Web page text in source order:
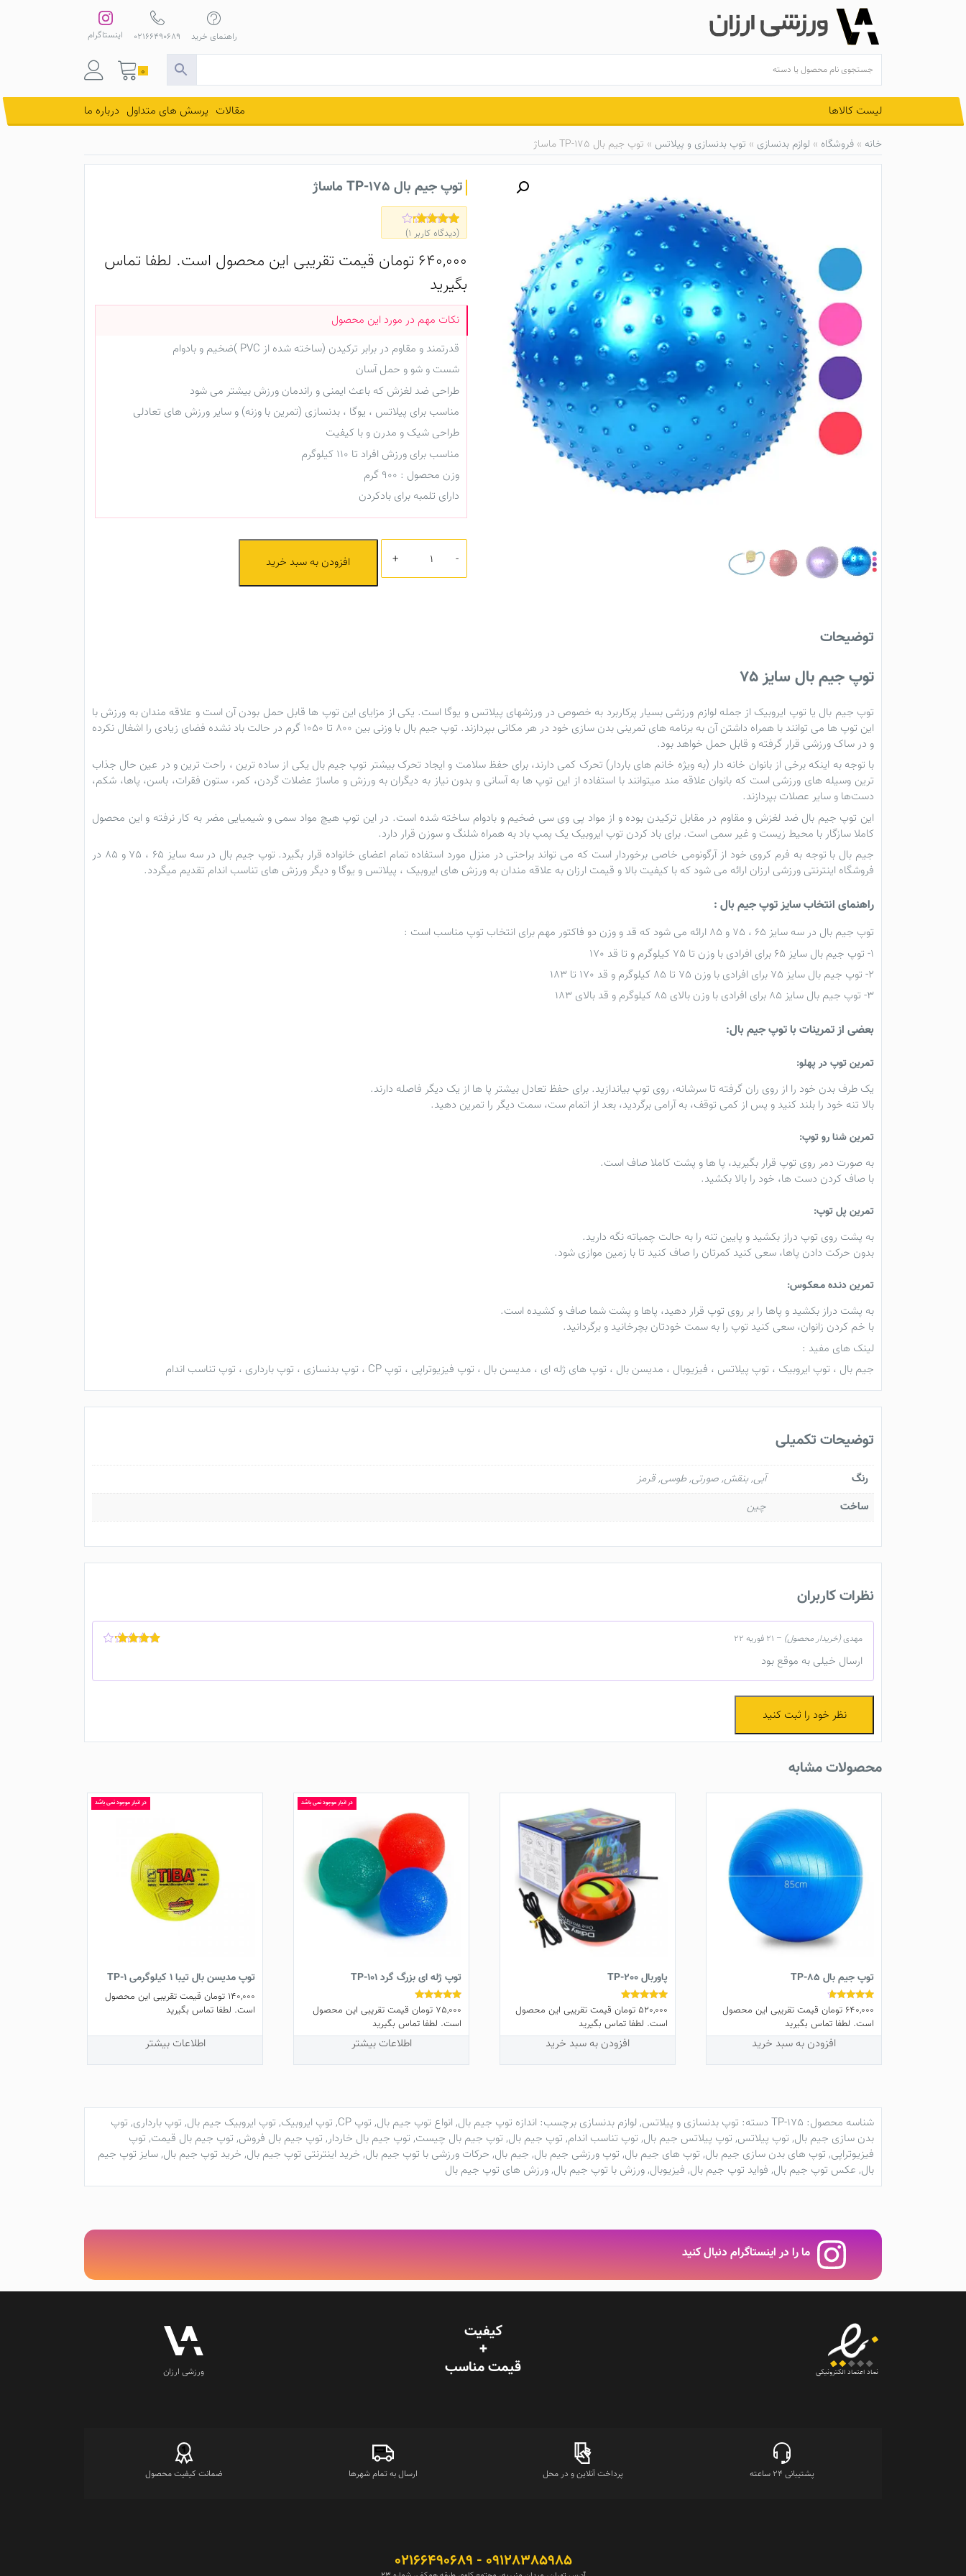
0
راهنمای خرید 02166490689 اینستاگرام
لیست کالاها مقالات پرسش های متداول درباره ما
خانه » فروشگاه » لوازم بدنسازی » توپ بدنسازی و پیلاتس » توپ جیم بال TP-175 ماساژ
توپ جیم بال TP-175 ماساژ
امتیاز
1
مشتری
(دیدگاه کاربر 1
)
640,000 تومان قیمت تقریبی این محصول است. لطفا تماس
بگیرید
قدرتمند و مقاوم در برابر ترکیدن (ساخته شده از PVC )ضخیم و بادوام
شست و شو و حمل آسان
طراحی ضد لغزش که باعث ایمنی و راندمان ورزش بیشتر می شود
مناسب برای پیلاتس ، یوگا ، بدنسازی (تمرین با وزنه) و سایر ورزش های تعادلی
طراحی شیک و مدرن و با کیفیت
مناسب برای ورزش افراد تا 110 کیلوگرم
وزن محصول : 900 گرم
دارای تلمبه برای بادکردن
افزودن به سبد خرید
توضیحات
توپ جیم بال سایز 75
توپ جیم بال یا توپ ایروبیک از جملهلوازم ورزشی بسیار پرکاربرد به خصوص در ورزشهای پیلاتس و یوگا است. یکی از مزایای این توپ ها قابل حمل بودن آن است و علاقه مندان به ورزش با
این توپ ها می توانند با همراه داشتن آن به برنامه های تمرینی بدن سازی خود در هر مکانی بپردازند. توپ جیم بال با وزنی بین 800 تا 1050 گرم در حالت باد نشده فضای زیادی را اشغال نکرده
و در ساک ورزشی قرار گرفته و قابل حمل خواهد بود.
با توجه به اینکه برخی از بانوان خانه دار (به ویژه خانم های باردار) تحرک کمی دارند، برای حفظ سلامت و ایجاد تحرک بیشتر توپ جیم بال یکی از ساده ترین ، راحت ترین و در عین حال جذاب
ترین وسیله های ورزشی است که بانوان علاقه مند میتوانند با استفاده از این توپ ها به آسانی و بدون نیاز به دیگران به ورزش و ماساژ عضلات گردن، کمر، ستون فقرات، باسن، پاها، شکم،
دست‌ها و سایر عصلات بپردازند.
این توپ جیم بال ضد لغزش و مقاوم در مقابل ترکیدن بوده و از مواد پی وی سی ضخیم و بادوام ساخته شده است. در این توپ هیچ مواد سمی و شیمیایی مضر به کار نرفته و این محصول
کاملا سازگار با محیط زیست و غیر سمی است. برای باد کردن توپ ایروبیک یک پمپ باد به همراه شلنگ و سوزن قرار دارد.
جیم بال با توجه به فرم کروی خود از آرگونومی خاصی برخوردار است که می تواند براحتی در منزل مورد استفاده تمام اعضای خانواده قرار بگیرد. توپ جیم بال در سه سایز 65 ، 75 و 85 در
فروشگاه اینترنتی ورزشی ارزان ارائه می شود که با کیفیت بالا و قیمت ارزان به علاقه مندان به ورزش های ایروبیک ، پیلاتس و یوگا و دیگر ورزش های تناسب اندام تقدیم میگردد.
راهنمای انتخاب سایز توپ جیم بال :
توپ جیم بال در سه سایز 65 ، 75 و 85 ارائه می شود که قد و وزن دو فاکتور مهم برای انتخاب توپ مناسب است :
1- توپ جیم بال سایز 65 برای افرادی با وزن تا 75 کیلوگرم و تا قد 170
2- توپ جیم بال سایز 75 برای افرادی با وزن 75 تا 85 کیلوگرم و قد 170 تا 183
3- توپ جیم بال سایز 85 برای افرادی با وزن بالای 85 کیلوگرم و قد بالای 183
بعضی از تمرینات با توپ جیم بال:
تمرین توپ در پهلو:
یک طرف بدن خود را از روی ران گرفته تا سرشانه، روی توپ بیاندازید. برای حفظ تعادل بیشتر پا ها از یک دیگر فاصله دارند.
بالا تنه خود را بلند کنید و پس از کمی توقف، به آرامی برگردید، بعد از اتمام ست، سمت دیگر را تمرین دهید.
تمرین شنا رو توپ:
به صورت دمر روی توپ قرار بگیرید، پا ها و پشت کاملا صاف است.
با صاف کردن دست ها، خود را بالا بکشید.
تمرین پل توپ:
به پشت روی توپ دراز بکشید و پایین تنه را به حالت چمباته نگه دارید.
بدون حرکت دادن پاها، سعی کنید کمرتان را صاف کنید تا با زمین موازی شود.
تمرین دنـده مـعکـوس:
به پشت دراز بکشید و پاها را بر روی توپ قرار دهید، پاها و پشت شما صاف و کشیده است.
با خم کردن زانوان، سعی کنید توپ را به سمت خودتان بچرخانید و برگردانید.
لینک های مفید :
جیم بال ، توپ ایروبیک ، توپ پیلاتس ، فیزیوبال ، مدیسن بال ، توپ های ژله ای ، مدیسن بال ، توپ فیزیوتراپی ، توپ CP ، توپ بدنسازی ، توپ بارداری ، توپ تناسب اندام
توضیحات تکمیلی
رنگ
آبی, بنقش, صورتی, طوسی, قرمز
ساخت
چین
نظرات کاربران
مهدی(خریدار محصول) – 21 فوریه 22
ارسال خیلی به موقع بود
نظر خود را ثبت کنید
محصولات مشابه
توپ جیم بال TP-85
نمره
4.50
از 5
640,000 تومان قیمت تقریبی این محصول
است. لطفا تماس بگیرید
افزودن به سبد خرید
پاوربال TP-200
نمره
5.00
از 5
520,000 تومانقیمت تقریبی این محصول
است. لطفا تماس بگیرید
افزودن به سبد خرید
در انبار موجود نمی باشد
توپ ژله ای بزرگ گرد TP-101
نمره
5.00
از 5
75,000 تومانقیمت تقریبی این محصول
است. لطفا تماس بگیرید
اطلاعات بیشتر
در انبار موجود نمی باشد
توپ مدیسن بال تیبا 1 کیلوگرمی TP-1
140,000 تومانقیمت تقریبی این محصول
است. لطفا تماس بگیرید
اطلاعات بیشتر
شناسه محصول: TP-175 دسته: توپ بدنسازی و پیلاتس,لوازم بدنسازی برچسب: اندازه توپ جیم بال, انواع توپ جیم بال, توپ CP , توپ ایروبیک, توپ ایروبیک جیم بال, توپ بارداری, توپ
بدن سازی جیم بال, توپ پیلاتس, توپ پیلاتس جیم بال, توپ تناسب اندام, توپ جیم بال, توپ جیم بال چیست, توپ جیم بال خاردار, توپ جیم بال فروش, توپ جیم بال قیمت, توپ
فیزیوتراپی, توپ های بدن سازی جیم بال, توپ های جیم بال, توپ ورزشی جیم بال, جیم بال, حرکات ورزشی با توپ جیم بال, خرید اینترنتی توپ جیم بال, خرید توپ جیم بال,سایز توپ جیم
بال, عکس توپ جیم بال, فواید توپ جیم بال, فیزیوبال,ورزش با توپ جیم بال,ورزش های توپ جیم بال
ما را در اینستاگرام دنبال کنید
نماد اعتماد الکترونیکی
کیفیت
+
قیمت‌ مناسب ورزشی ارزان
پشتیبانی 24 ساعته پرداخت آنلاین و در محل ارسال به تمام شهرها ضمانت کیفیت محصول
09128385985 - 02166490689